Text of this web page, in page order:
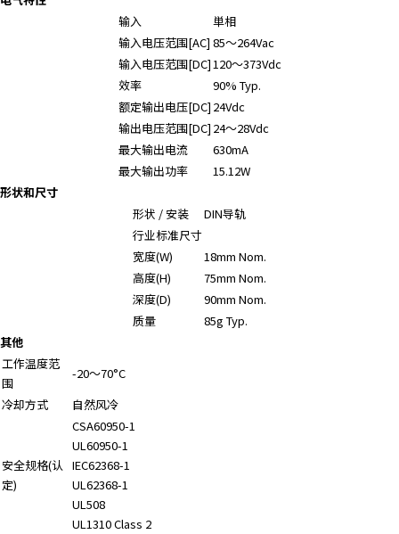
输入
単相
输入电压范围[AC] 85～264Vac
输入电压范围[DC]120～373Vdc
效率
90% Typ.
额定输出电压[DC] 24Vdc
输出电压范围[DC] 24～28Vdc
最大输出电流
630mA
最大输出功率
15.12W
形状和尺寸
形状 / 安装
DIN导轨
行业标准尺寸
宽度(W)
18mm Nom.
高度(H)
75mm Nom.
深度(D)
90mm Nom.
质量
85g Typ.
其他
工作温度范
围
-20～70°C
冷却方式
自然风冷
安全规格(认
定)
CSA60950-1
UL60950-1
IEC62368-1
UL62368-1
UL508
UL1310 Class 2